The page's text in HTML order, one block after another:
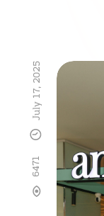
6471
July 17, 2025